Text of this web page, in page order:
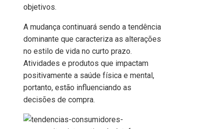
objetivos.
A mudança continuará sendo a tendência
dominante que caracteriza as alterações
no estilo de vida no curto prazo.
Atividades e produtos que impactam
positivamente a saúde física e mental,
portanto, estão influenciando as
decisões de compra.